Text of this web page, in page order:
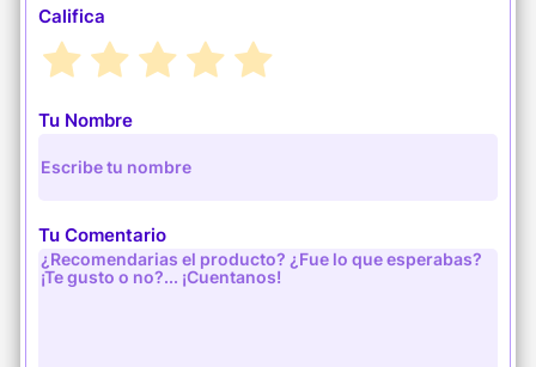
Califica
Tu Nombre
Tu Comentario